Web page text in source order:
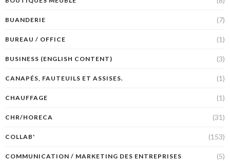
BUANDERIE (7)
BUREAU / OFFICE (1)
BUSINESS (ENGLISH CONTENT) (3)
CANAPÉS, FAUTEUILS ET ASSISES. (1)
CHAUFFAGE (1)
CHR/HORECA (31)
COLLAB' (153)
COMMUNICATION / MARKETING DES ENTREPRISES (5)